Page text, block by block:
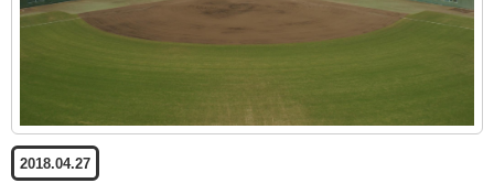
2018.04.27